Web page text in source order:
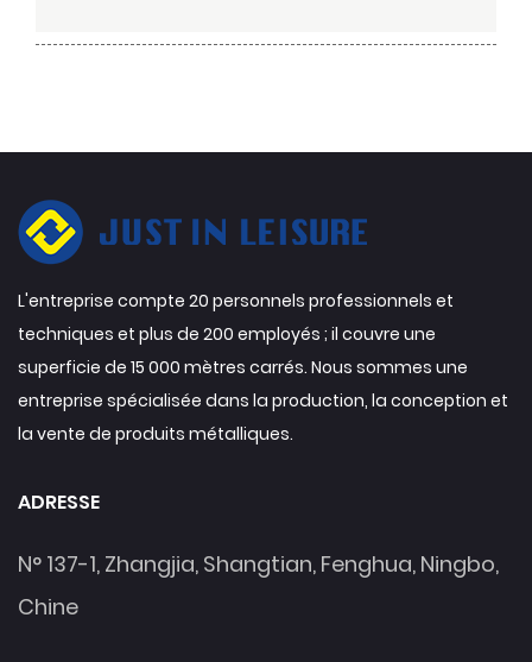
L'entreprise compte 20 personnels professionnels et
techniques et plus de 200 employés ; il couvre une
superficie de 15 000 mètres carrés. Nous sommes une
entreprise spécialisée dans la production, la conception et
la vente de produits métalliques.
ADRESSE
N° 137-1, Zhangjia, Shangtian, Fenghua, Ningbo,
Chine